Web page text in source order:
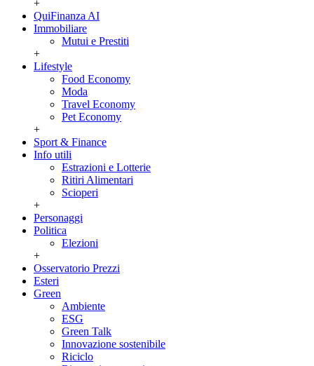
+
QuiFinanza AI
Immobiliare
Mutui e Prestiti
+
Lifestyle
Food Economy
Moda
Travel Economy
Pet Economy
+
Sport & Finance
Info utili
Estrazioni e Lotterie
Ritiri Alimentari
Scioperi
+
Personaggi
Politica
Elezioni
+
Osservatorio Prezzi
Esteri
Green
Ambiente
ESG
Green Talk
Innovazione sostenibile
Riciclo